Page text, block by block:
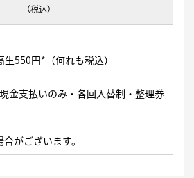
（税込）
550円*（何れも税込）
金支払いのみ・各回入替制・整理券
がございます。